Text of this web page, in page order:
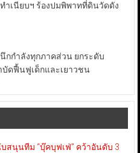
ำเนียบฯ ร้องปมพิพาทที่ดินวัดดัง
กกำลังทุกภาคส่วน ยกระดับ
บัดฟื้นฟูเด็กและเยาวชน
สนุนทีม “บุ๊คบุฟเฟ่” คว้าอันดับ 3